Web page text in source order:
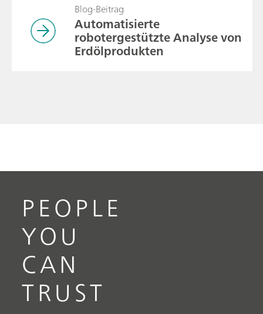
Blog-Beitrag
Automatisierte
robotergestützte Analyse von
Erdölprodukten
PEOPLE
YOU
CAN
TRUST